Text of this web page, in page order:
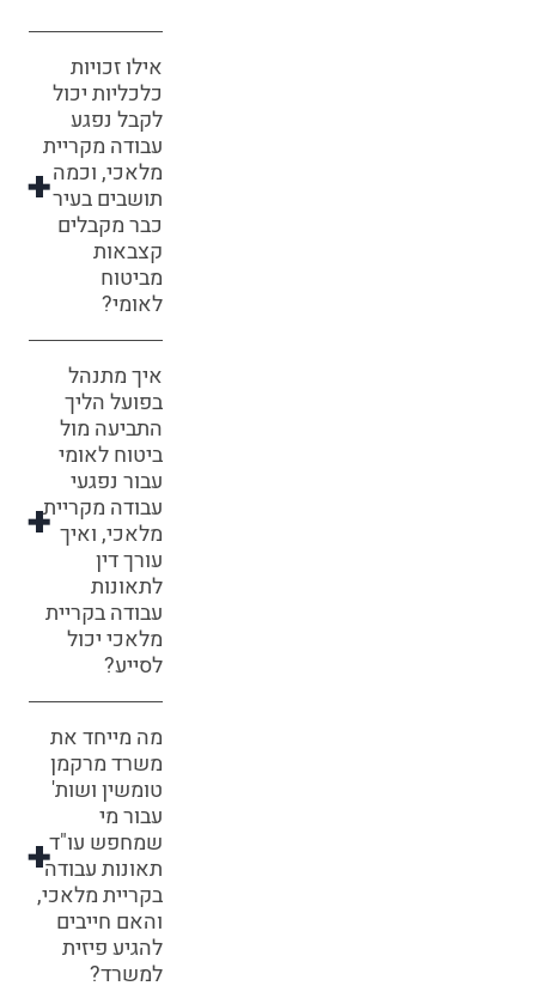
אילו זכויות
כלכליות יכול
לקבל נפגע
עבודה מקריית
מלאכי, וכמה
תושבים בעיר
כבר מקבלים
קצבאות
מביטוח
לאומי?
איך מתנהל
בפועל הליך
התביעה מול
ביטוח לאומי
עבור נפגעי
עבודה מקריית
מלאכי, ואיך
עורך דין
לתאונות
עבודה בקריית
מלאכי יכול
לסייע?
מה מייחד את
משרד מרקמן
טומשין ושות'
עבור מי
שמחפש עו"ד
תאונות עבודה
בקריית מלאכי,
והאם חייבים
להגיע פיזית
למשרד?